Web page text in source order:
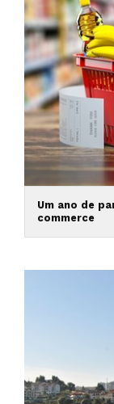
Um ano de
commerce